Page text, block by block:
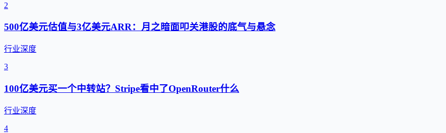
2
500亿美元估值与3亿美元ARR：月之暗面叩关港股的底气与悬念
行业深度
3
100亿美元买一个中转站？Stripe看中了OpenRouter什么
行业深度
4